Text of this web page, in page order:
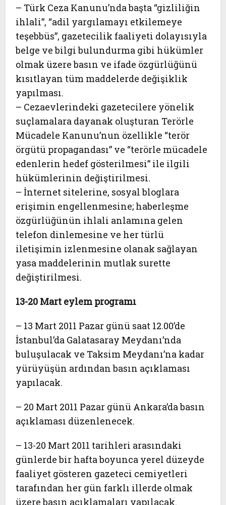
– Türk Ceza Kanunu’nda başta “gizliliğin
ihlali”, “adil yargılamayı etkilemeye
teşebbüs”, gazetecilik faaliyeti dolayısıyla
belge ve bilgi bulundurma gibi hükümler
olmak üzere basın ve ifade özgürlüğünü
kısıtlayan tüm maddelerde değişiklik
yapılması.
– Cezaevlerindeki gazetecilere yönelik
suçlamalara dayanak oluşturan Terörle
Mücadele Kanunu’nun özellikle “terör
örgütü propagandası” ve “terörle mücadele
edenlerin hedef gösterilmesi” ile ilgili
hükümlerinin değiştirilmesi.
– İnternet sitelerine, sosyal bloglara
erişimin engellenmesine; haberleşme
özgürlüğünün ihlali anlamına gelen
telefon dinlemesine ve her türlü
iletişimin izlenmesine olanak sağlayan
yasa maddelerinin mutlak surette
değiştirilmesi.
13-20 Mart eylem programı
– 13 Mart 2011 Pazar günü saat 12.00’de
İstanbul’da Galatasaray Meydanı’nda
buluşulacak ve Taksim Meydanı’na kadar
yürüyüşün ardından basın açıklaması
yapılacak.
– 20 Mart 2011 Pazar günü Ankara’da basın
açıklaması düzenlenecek.
– 13-20 Mart 2011 tarihleri arasındaki
günlerde bir hafta boyunca yerel düzeyde
faaliyet gösteren gazeteci cemiyetleri
tarafından her gün farklı illerde olmak
üzere basın açıklamaları yapılacak.